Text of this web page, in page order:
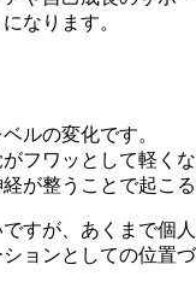
なります。
ルの変化です。
ワッとして軽く
が整うことで起こ
すが、あくまで個
ョンとしての位置